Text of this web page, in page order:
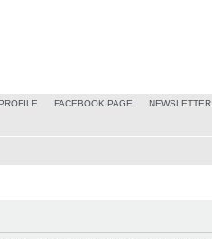
FACEBOOK PAGE NEWSLETTER